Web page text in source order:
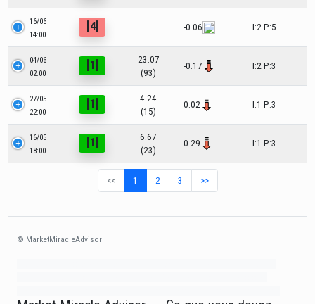
16/06
14:00
[4] -0.06 I:2 P:5
04/06
02:00
[1]
23.07
(93)
-0.17 I:2 P:3
27/05
22:00
[1]
4.24
(15)
0.02 I:1 P:3
16/05
18:00
[1]
6.67
(23)
0.29 I:1 P:3
<< 1 2 3 >>
© MarketMiracleAdvisor